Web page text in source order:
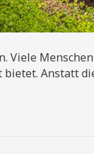
Viele
Anstatt